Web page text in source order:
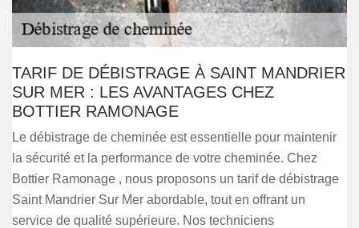
TARIF DE DÉBISTRAGE À SAINT MANDRIER
SUR MER : LES AVANTAGES CHEZ
BOTTIER RAMONAGE
Le débistrage de cheminée est essentielle pour maintenir
la sécurité et la performance de votre cheminée. Chez
Bottier Ramonage , nous proposons un tarif de débistrage
Saint Mandrier Sur Mer abordable, tout en offrant un
service de qualité supérieure. Nos techniciens